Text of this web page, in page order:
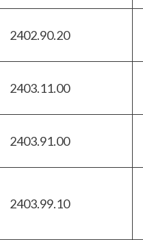
2402.90.20
2403.11.00
2403.91.00
2403.99.10